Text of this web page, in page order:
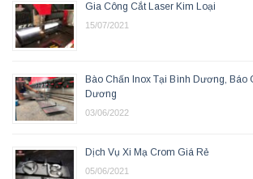
Gia Công Cắt Laser Kim Loại
15/07/2021
Bào Chấn Inox Tại Bình Dương, Báo
Dương
03/06/2022
Dịch Vụ Xi Mạ Crom Giá Rẻ
05/06/2021